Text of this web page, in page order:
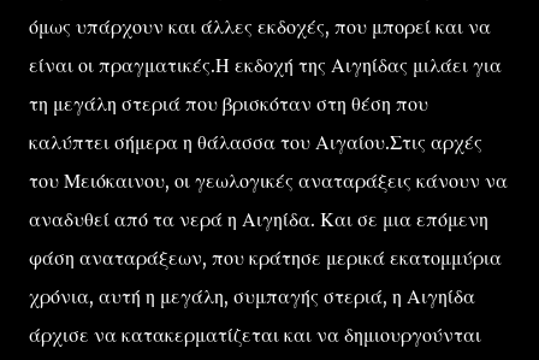
όμως υπάρχουν και άλλες εκδοχές, που μπορεί και να
είναι οι πραγματικές.Η εκδοχή της Αιγηίδας μιλάει για
τη μεγάλη στεριά που βρισκόταν στη θέση που
καλύπτει σήμερα η θάλασσα του Αιγαίου.Στις αρχές
του Μειόκαινου, οι γεωλογικές αναταράξεις κάνουν να
αναδυθεί από τα νερά η Αιγηίδα. Και σε μια επόμενη
φάση αναταράξεων, που κράτησε μερικά εκατομμύρια
χρόνια, αυτή η μεγάλη, συμπαγής στεριά, η Αιγηίδα
άρχισε να κατακερματίζεται και να δημιουργούνται